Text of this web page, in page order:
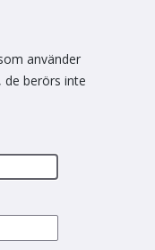
använder
de berörs inte